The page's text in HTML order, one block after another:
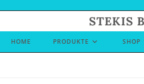
STEKIS
HOME PRODUKTE SHOP